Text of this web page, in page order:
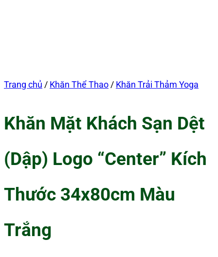
Trang chủ / Khăn Thể Thao / Khăn Trải Thảm Yoga
Khăn Mặt Khách Sạn Dệt
(Dập) Logo “Center” Kích
Thước 34x80cm Màu
Trắng